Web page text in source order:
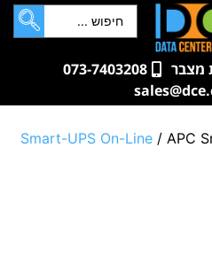
מצבר
073-7403208
Smart-UPS On-Line / APC